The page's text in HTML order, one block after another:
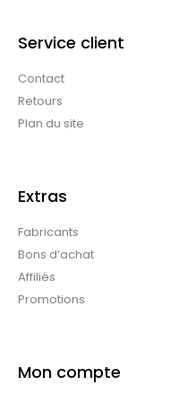
Service client
Contact
Retours
Plan du site
Extras
Fabricants
Bons d’achat
Affiliés
Promotions
Mon compte